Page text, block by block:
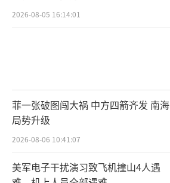
2026-08-05 16:14:01
菲一张破图闯大祸 中方四箭齐发 南海
局势升级
2026-08-06 10:41:07
美军电子干扰演习致飞机撞山4人遇